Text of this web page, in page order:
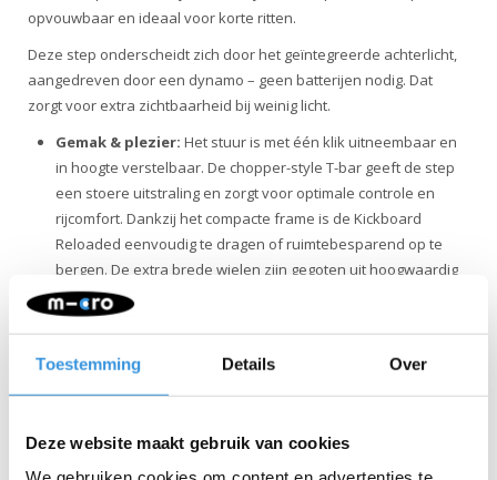
Toestemming Details Over
Deze website maakt gebruik van cookies
opvouwbaar en ideaal voor korte ritten.
Deze step onderscheidt zich door het geïntegreerde achterlicht,
aangedreven door een dynamo – geen batterijen nodig. Dat
zorgt voor extra zichtbaarheid bij weinig licht.
Gemak & plezier: Het stuur is met één klik uitneembaar en
in hoogte verstelbaar. De chopper-style T-bar geeft de step
een stoere uitstraling en zorgt voor optimale controle en
rijcomfort. Dankzij het compacte frame is de Kickboard
Reloaded eenvoudig te dragen of ruimtebesparend op te
bergen. De extra brede wielen zijn gegoten uit hoogwaardig
zwart polyurethaan (PU) van 120 mm en zorgen voor een
supergladde en stille rit. Dankzij de streeploze wielen is deze
Veiligheid: Met de Kickboard Reloaded kies je voor een
veilige en stabiele step. Dankzij de verstelbare stuurhoogte
dubbele, extra brede voorwielen en het stevige, met
glasvezel versterkte dek zorgen voor extra stabiliteit en